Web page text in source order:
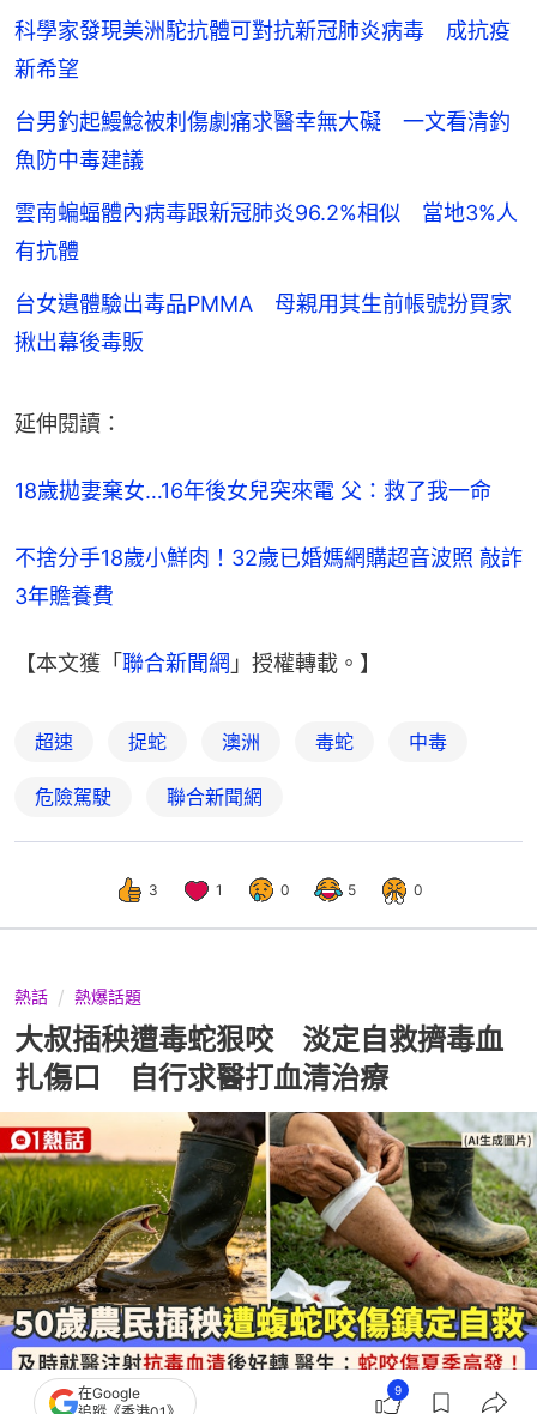
科學家發現美洲駝抗體可對抗新冠肺炎病毒 成抗疫
新希望
台男釣起鰻鯰被刺傷劇痛求醫幸無大礙 一文看清釣
魚防中毒建議
雲南蝙蝠體內病毒跟新冠肺炎96.2%相似 當地3%人
有抗體
台女遺體驗出毒品PMMA 母親用其生前帳號扮買家
揪出幕後毒販
延伸閱讀：
18歲拋妻棄女…16年後女兒突來電 父：救了我一命
不捨分手18歲小鮮肉！32歲已婚媽網購超音波照 敲詐
3年贍養費
【本文獲「聯合新聞網 」授權轉載。】
超速 捉蛇 澳洲 毒蛇 中毒
危險駕駛 聯合新聞網
3 1 0 5 0
熱話 熱爆話題
大叔插秧遭毒蛇狠咬 淡定自救擠毒血
扎傷口 自行求醫打血清治療
在Google
9